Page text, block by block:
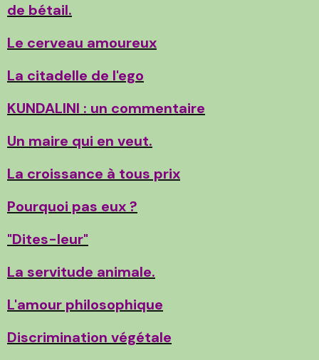
de bétail.
Le cerveau amoureux
La citadelle de l'ego
KUNDALINI : un commentaire
Un maire qui en veut.
La croissance à tous prix
Pourquoi pas eux ?
"Dites-leur"
La servitude animale.
L'amour philosophique
Discrimination végétale